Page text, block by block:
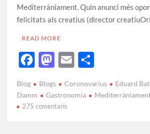
Mediterràniament. Quin anunci més
felicitats als creatius (director
READ MORE
F
e
b
o
M
to
d
o
E
ail m
ar
Blog Blogs Coronovarius Eduard
Damm
Gastronomia
275 comentaris